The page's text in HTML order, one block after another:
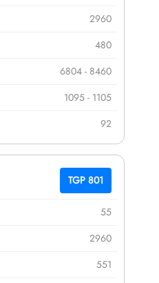
2960
480
6804 - 8460
1095 - 1105
92
TGP 801
55
2960
551